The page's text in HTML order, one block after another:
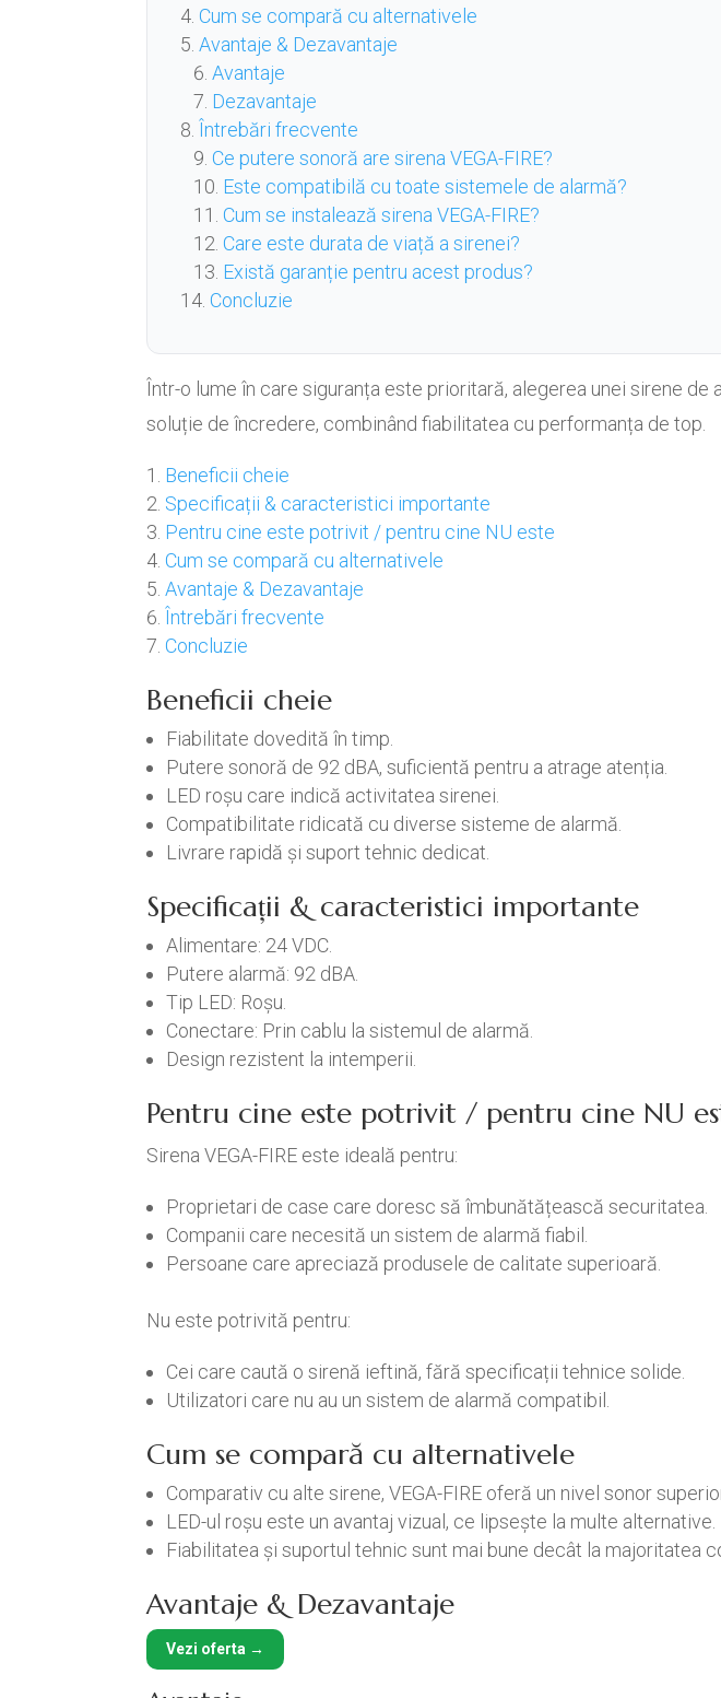
Cum se compară cu alternativele
Avantaje & Dezavantaje
Avantaje
Dezavantaje
Întrebări frecvente
Ce putere sonoră are sirena VEGA-FIRE?
Este compatibilă cu toate sistemele de alarmă?
Cum se instalează sirena VEGA-FIRE?
Care este durata de viață a sirenei?
Există garanție pentru acest produs?
Concluzie
Într-o lume în care siguranța este prioritară, alegerea unei sirene
soluție de încredere, combinând fiabilitatea cu performanța de top.
Beneficii cheie
Specificații & caracteristici importante
Pentru cine este potrivit / pentru cine NU este
Cum se compară cu alternativele
Avantaje & Dezavantaje
Întrebări frecvente
Concluzie
Beneficii cheie
Fiabilitate dovedită în timp.
Putere sonoră de 92 dBA, suficientă pentru a atrage atenția.
LED roșu care indică activitatea sirenei.
Compatibilitate ridicată cu diverse sisteme de alarmă.
Livrare rapidă și suport tehnic dedicat.
Specificații & caracteristici importante
Alimentare: 24 VDC.
Putere alarmă: 92 dBA.
Tip LED: Roșu.
Conectare: Prin cablu la sistemul de alarmă.
Design rezistent la intemperii.
Pentru cine este potrivit / pentru cine NU
Sirena VEGA-FIRE este ideală pentru:
Proprietari de case care doresc să îmbunătățească securitatea.
Companii care necesită un sistem de alarmă fiabil.
Persoane care apreciază produsele de calitate superioară.
Nu este potrivită pentru:
Cei care caută o sirenă ieftină, fără specificații tehnice solide.
Utilizatori care nu au un sistem de alarmă compatibil.
Cum se compară cu alternativele
Comparativ cu alte sirene, VEGA-FIRE oferă un nivel sonor
LED-ul roșu este un avantaj vizual, ce lipsește la multe alternative.
Fiabilitatea și suportul tehnic sunt mai bune decât la majoritatea
Avantaje & Dezavantaje
Vezi oferta →